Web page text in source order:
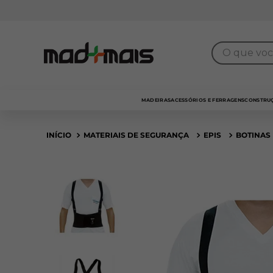
O que você
MADEIRASACESSÓRIOS E FERRAGENS
MATERIAIS DE SEGURANÇA EPIS BOTINAS